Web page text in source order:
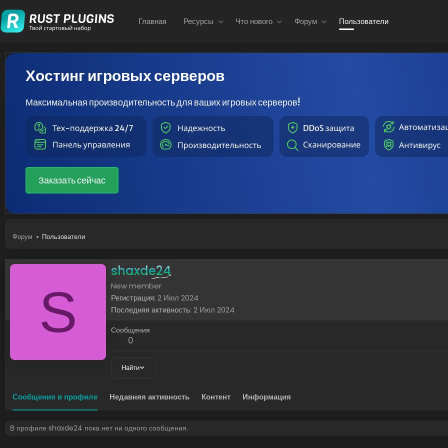
Главная Ресурсы Что нового Форум Пользователи
Хостинг игровых серверов
Максимальная производительность для ваших игровых серверов!
Заказать сейчас
Форум Пользователи
S
shaxde24
New member
Регистрация 2 Июл 2024
Последняя активность 2 Июл 2024
Сообщения
0
Найти
Сообщения в профиле Недавняя активность Контент Информация
В профиле shaxde24 пока нет ни одного сообщения.